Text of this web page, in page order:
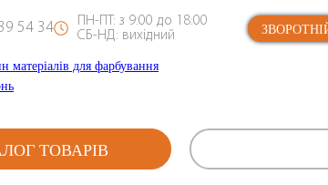
54 34
ПН-ПТ: з 9:00 до 18:00
СБ-НД: вихідний
ТОВАРІВ